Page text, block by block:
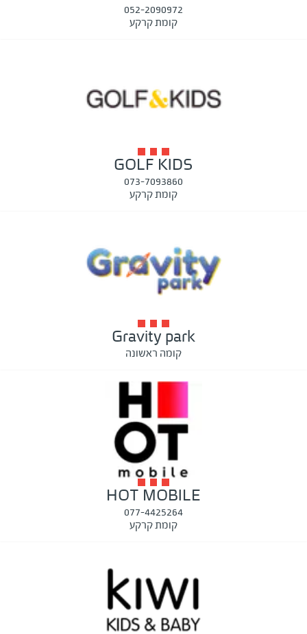
052-2090972
קומת קרקע
GOLF KIDS
073-7093860
קומת קרקע
Gravity park
קומה ראשונה
HOT MOBILE
077-4425264
קומת קרקע